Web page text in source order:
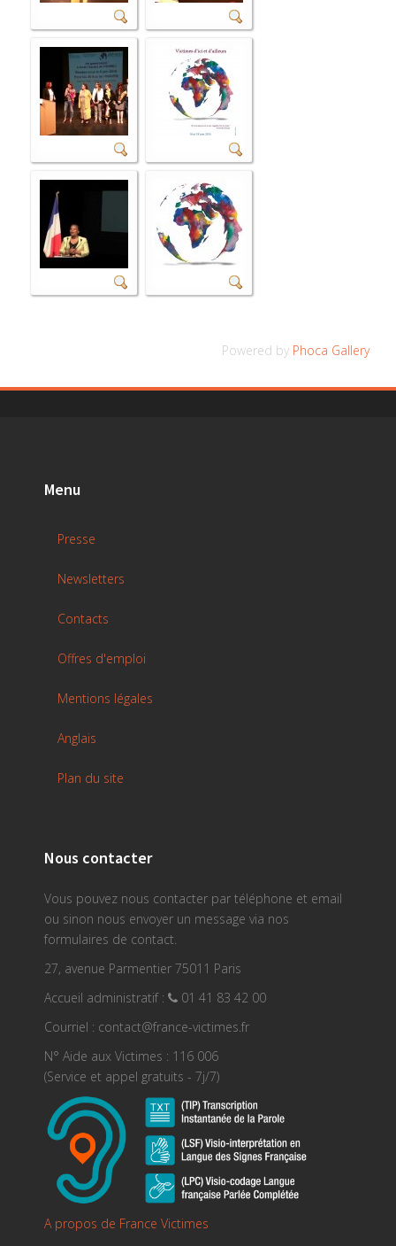
Powered by Phoca Gallery
Menu
Presse
Newsletters
Contacts
Offres d'emploi
Mentions légales
Anglais
Plan du site
Nous contacter
Vous pouvez nous contacter par téléphone et email
ou sinon nous envoyer un message via nos
formulaires de contact.
27, avenue Parmentier 75011 Paris
Accueil administratif :
01 41 83 42 00
Courriel : contact@france-victimes.fr
N° Aide aux Victimes : 116 006
(Service et appel gratuits - 7j/7)
A propos de France Victimes